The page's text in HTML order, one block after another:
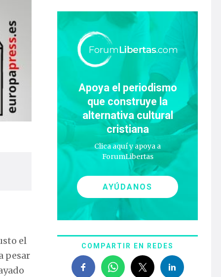
el
pesar
Apoya el periodismo
que construye la
alternativa cultural
cristiana
Clica aquí y apoya a
ForumLibertas
AYÚDANOS
COMPARTIR EN REDES